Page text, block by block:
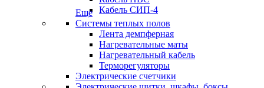
Кабель СИП-4
Еще
Системы теплых полов
Лента демпферная
Нагревательные маты
Нагревательный кабель
Терморегуляторы
Электрические счетчики